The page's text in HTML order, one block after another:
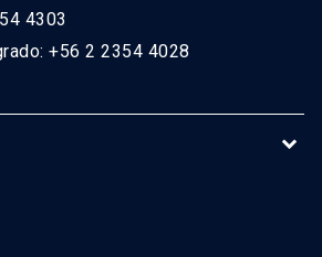
4303
+56 2 2354 4028